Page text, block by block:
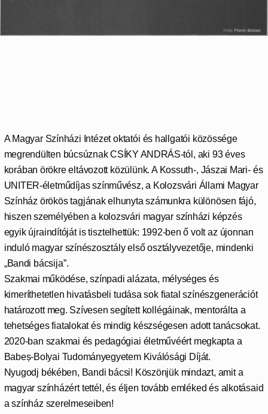
A Magyar Színházi Intézet oktatói és hallgatói közössége
megrendülten búcsúznak CSÍKY ANDRÁS-tól, aki 93 éves
korában örökre eltávozott közülünk. A Kossuth-, Jászai Mari- és
UNITER-életműdíjas színművész, a Kolozsvári Állami Magyar
Színház örökös tagjának elhunyta számunkra különösen fájó,
hiszen személyében a kolozsvári magyar színházi képzés
egyik újraindítóját is tisztelhettük: 1992-ben ő volt az újonnan
induló magyar színészosztály első osztályvezetője, mindenki
„Bandi bácsija”.
Szakmai működése, színpadi alázata, mélységes és
kimeríthetetlen hivatásbeli tudása sok fiatal színészgenerációt
határozott meg. Szívesen segített kollégáinak, mentorálta a
tehetséges fiatalokat és mindig készségesen adott tanácsokat.
2020-ban szakmai és pedagógiai életművéért megkapta a
Babeș-Bolyai Tudományegyetem Kiválósági Díját.
Nyugodj békében, Bandi bácsi! Köszönjük mindazt, amit a
magyar színházért tettél, és éljen tovább emléked és alkotásaid
a színház szerelmeseiben!